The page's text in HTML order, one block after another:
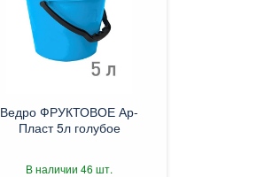
Ведро ФРУКТОВОЕ Ар-
Пласт 5л голубое
В наличии 46 шт.